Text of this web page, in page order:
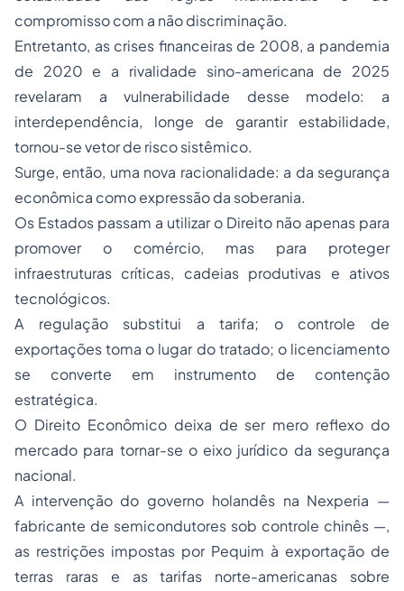
compromisso com a não discriminação.
Entretanto, as crises financeiras de 2008, a pandemia
de 2020 e a rivalidade sino-americana de 2025
revelaram a vulnerabilidade desse modelo: a
interdependência, longe de garantir estabilidade,
tornou-se vetor de risco sistêmico.
Surge, então, uma nova racionalidade: a da segurança
econômica como expressão da soberania.
Os Estados passam a utilizar o Direito não apenas para
promover o comércio, mas para proteger
infraestruturas críticas, cadeias produtivas e ativos
tecnológicos.
A regulação substitui a tarifa; o controle de
exportações toma o lugar do tratado; o licenciamento
se converte em instrumento de contenção
estratégica.
O Direito Econômico deixa de ser mero reflexo do
mercado para tornar-se o eixo jurídico da segurança
nacional.
A intervenção do governo holandês na Nexperia —
fabricante de semicondutores sob controle chinês —,
as restrições impostas por Pequim à exportação de
terras raras e as tarifas norte-americanas sobre